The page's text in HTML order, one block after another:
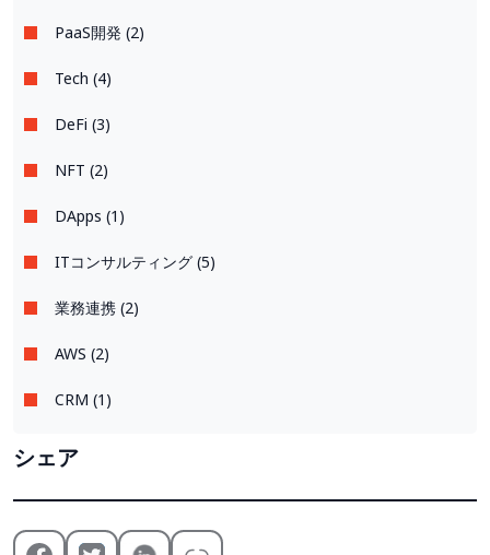
PaaS開発 (2)
Tech (4)
DeFi (3)
NFT (2)
DApps (1)
ITコンサルティング (5)
業務連携 (2)
AWS (2)
CRM (1)
シェア